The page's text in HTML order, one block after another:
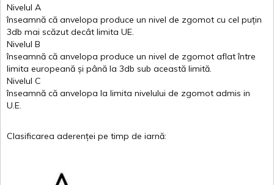
Nivelul A
înseamnă că anvelopa produce un nivel de zgomot cu cel puțin
3db mai scăzut decât limita UE.
Nivelul B
înseamnă că anvelopa produce un nivel de zgomot aflat între
limita europeană și până la 3db sub această limită.
Nivelul C
înseamnă că anvelopa la limita nivelului de zgomot admis in
U.E.
Clasificarea aderenței pe timp de iarnă: